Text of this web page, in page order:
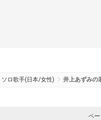
ソロ歌手(日本/女性) 井上あずみの
ペ